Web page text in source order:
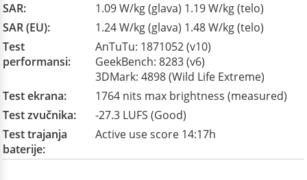
SAR:
1.09 W/kg (glava) 1.19 W/kg (telo)
SAR (EU):
1.24 W/kg (glava) 1.48 W/kg (telo)
Test
performansi:
AnTuTu: 1871052 (v10)
GeekBench: 8283 (v6)
3DMark: 4898 (Wild Life Extreme)
Test ekrana:
1764 nits max brightness (measured)
Test zvučnika:
-27.3 LUFS (Good)
Test trajanja
baterije:
Active use score 14:17h